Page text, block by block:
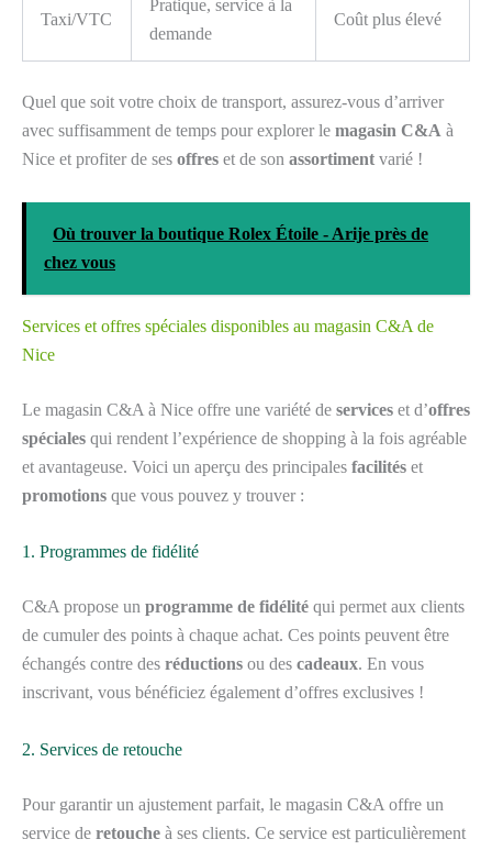
Taxi/VTC
Pratique, service à la
demande
Coût plus élevé
Quel que soit votre choix de transport, assurez-vous d’arriver
avec suffisamment de temps pour explorer le magasin C&A à
Nice et profiter de ses offres et de son assortiment varié !
Où trouver la boutique Rolex Étoile - Arije près de
chez vous
Services et offres spéciales disponibles au magasin C&A de
Nice
Le magasin C&A à Nice offre une variété de services et d’offres
spéciales qui rendent l’expérience de shopping à la fois agréable
et avantageuse. Voici un aperçu des principales facilités et
promotions que vous pouvez y trouver :
1. Programmes de fidélité
C&A propose un programme de fidélité qui permet aux clients
de cumuler des points à chaque achat. Ces points peuvent être
échangés contre des réductions ou des cadeaux. En vous
inscrivant, vous bénéficiez également d’offres exclusives !
2. Services de retouche
Pour garantir un ajustement parfait, le magasin C&A offre un
service de retouche à ses clients. Ce service est particulièrement